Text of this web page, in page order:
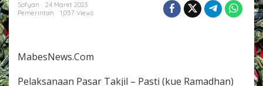
Sofyan
24 Maret 2023
Pemerintah
1,057 Views
MabesNews.Com
Pelaksanaan Pasar Takjil – Pasti (kue Ramadhan)